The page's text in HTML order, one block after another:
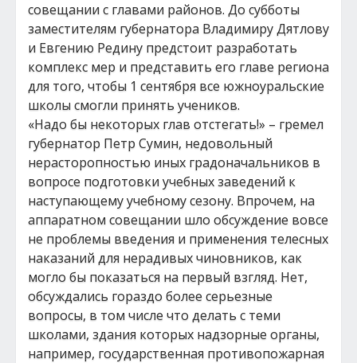
совещании с главами районов. До субботы
заместителям губернатора Владимиру Дятлову
и Евгению Редину предстоит разработать
комплекс мер и представить его главе региона
для того, чтобы 1 сентября все южноуральские
школы смогли принять учеников.
«Надо бы некоторых глав отстегать!» – гремел
губернатор Петр Сумин, недовольный
нерасторопностью иных градоначальников в
вопросе подготовки учебных заведений к
наступающему учебному сезону. Впрочем, на
аппаратном совещании шло обсуждение вовсе
не проблемы введения и применения телесных
наказаний для нерадивых чиновников, как
могло бы показаться на первый взгляд. Нет,
обсуждались гораздо более серьезные
вопросы, в том числе что делать с теми
школами, здания которых надзорные органы,
например, государственная противопожарная